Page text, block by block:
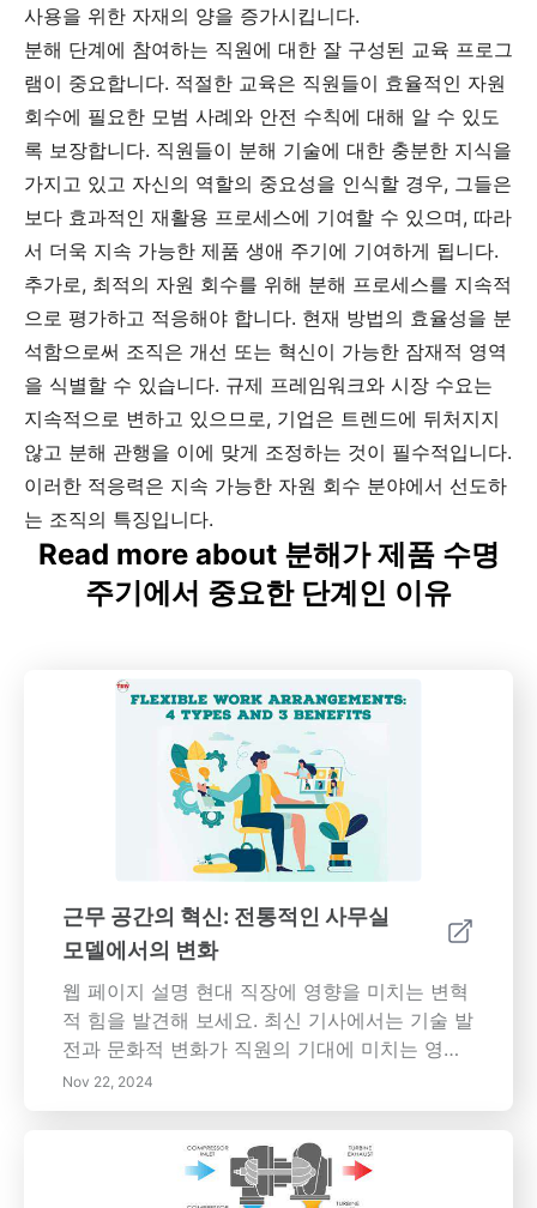
사용을 위한 자재의 양을 증가시킵니다.
분해 단계에 참여하는 직원에 대한 잘 구성된 교육 프로그
램이 중요합니다. 적절한 교육은 직원들이 효율적인 자원
회수에 필요한 모범 사례와 안전 수칙에 대해 알 수 있도
록 보장합니다. 직원들이 분해 기술에 대한 충분한 지식을
가지고 있고 자신의 역할의 중요성을 인식할 경우, 그들은
보다 효과적인 재활용 프로세스에 기여할 수 있으며, 따라
서 더욱 지속 가능한 제품 생애 주기에 기여하게 됩니다.
추가로, 최적의 자원 회수를 위해 분해 프로세스를 지속적
으로 평가하고 적응해야 합니다. 현재 방법의 효율성을 분
석함으로써 조직은 개선 또는 혁신이 가능한 잠재적 영역
을 식별할 수 있습니다. 규제 프레임워크와 시장 수요는
지속적으로 변하고 있으므로, 기업은 트렌드에 뒤처지지
않고 분해 관행을 이에 맞게 조정하는 것이 필수적입니다.
이러한 적응력은 지속 가능한 자원 회수 분야에서 선도하
는 조직의 특징입니다.
Read more about 분해가 제품 수명
주기에서 중요한 단계인 이유
근무 공간의 혁신: 전통적인 사무실
모델에서의 변화
웹 페이지 설명 현대 직장에 영향을 미치는 변혁
적 힘을 발견해 보세요. 최신 기사에서는 기술 발
전과 문화적 변화가 직원의 기대에 미치는 영향
을 탐구하며, 원격 및 유연한 근무 방식의 부각을
강조합니다. 조직이 새로운 기술에 적응하고 직
지속 가능성 및 비용 효율성을 우선시하는지 알
아보세요. 다양한 하이브리드 작업 환경에서 협
Nov 22, 2024